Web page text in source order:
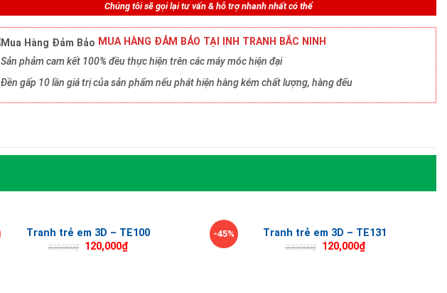
Chúng tôi sẽ gọi lại tư vấn & hỗ trợ nhanh nhất có thể
MUA HÀNG ĐẢM BẢO TẠI INH TRANH BẮC NINH
Sản phảm cam kết 100% đều thực hiện trên các máy móc hiện đại
Đền gấp 10 lần giá trị của sản phẩm nếu phát hiện hàng kém chất lượng, hàng đểu
Tranh trẻ em 3D – TE100
220,000₫ 120,000₫
-45% Tranh trẻ em 3D – TE131
220,000₫ 120,000₫